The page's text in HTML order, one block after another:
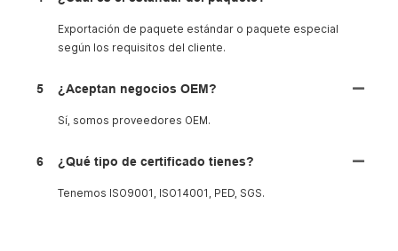
Exportación de paquete estándar o paquete especial
según los requisitos del cliente.
5 ¿Aceptan negocios OEM?
Sí, somos proveedores OEM.
6 ¿Qué tipo de certificado tienes?
Tenemos ISO9001, ISO14001, PED, SGS.